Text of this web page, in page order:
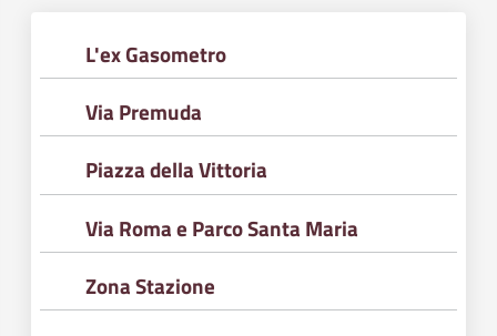
L'ex Gasometro
Via Premuda
Piazza della Vittoria
Via Roma e Parco Santa Maria
Zona Stazione